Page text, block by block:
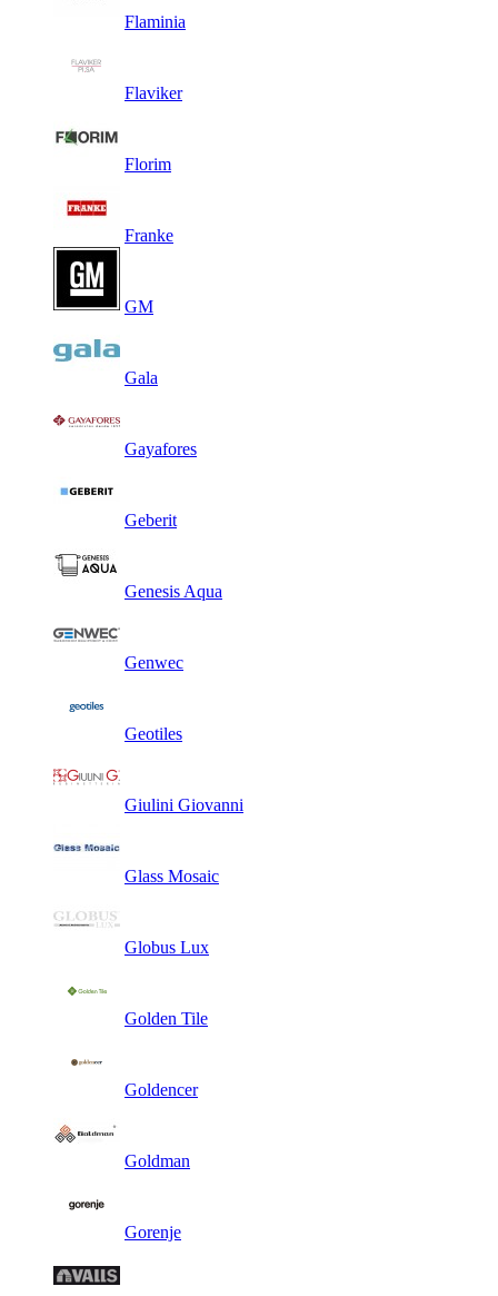
Flaminia
Flaviker
Florim
Franke
GM
Gala
Gayafores
Geberit
Genesis Aqua
Genwec
Geotiles
Giulini Giovanni
Glass Mosaic
Globus Lux
Golden Tile
Goldencer
Goldman
Gorenje